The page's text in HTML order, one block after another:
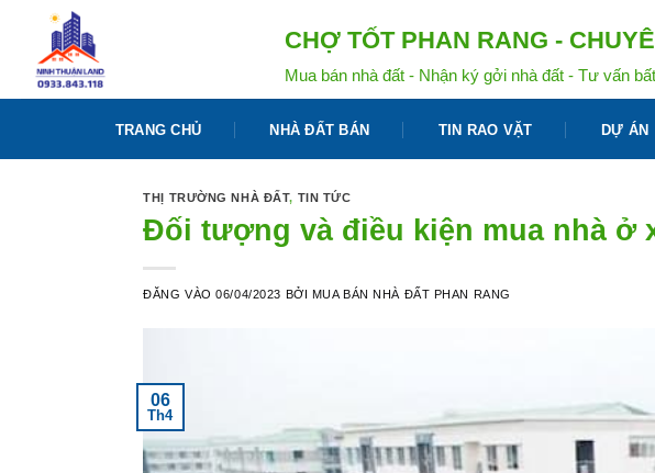
dung
CHỢ TỐT PHAN RANG -
Mua bán nhà đất - Nhận ký gởi nhà đất - Tư vấn
TRANG CHỦ NHÀ ĐẤT BÁN TIN RAO VẶT DỰ ÁN
THỊ TRƯỜNG NHÀ ĐẤT, TIN TỨC
Đối tượng và điều kiện mua nhà ở
ĐĂNG VÀO06/04/2023 BỞI MUA BÁN NHÀ ĐẤT PHAN RANG
06
Th4